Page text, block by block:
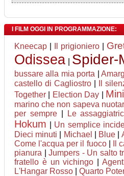
I FILM OGGI IN PROGRAMMAZIONE:
Kneecap Il prigioniero|
Odissea Spider-
bussare alla mia porta
castello di Cagliostro
Il
Together
Election Day
marino che non sapeva
per sempre| Le
Hokum Un semplice
Dieci minuti
Michael Blue
Come l'acqua per il fuoco| Il
pianura |Jumpers - Un salto
fratello è un vichingo |
L'Hangar Rosso
Quarto